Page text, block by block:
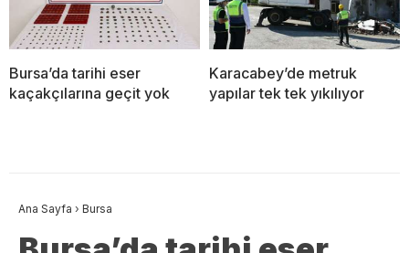
Bursa’da tarihi eser
kaçakçılarına geçit yok
Karacabey’de metruk
yapılar tek tek yıkılıyor
Ana Sayfa › Bursa